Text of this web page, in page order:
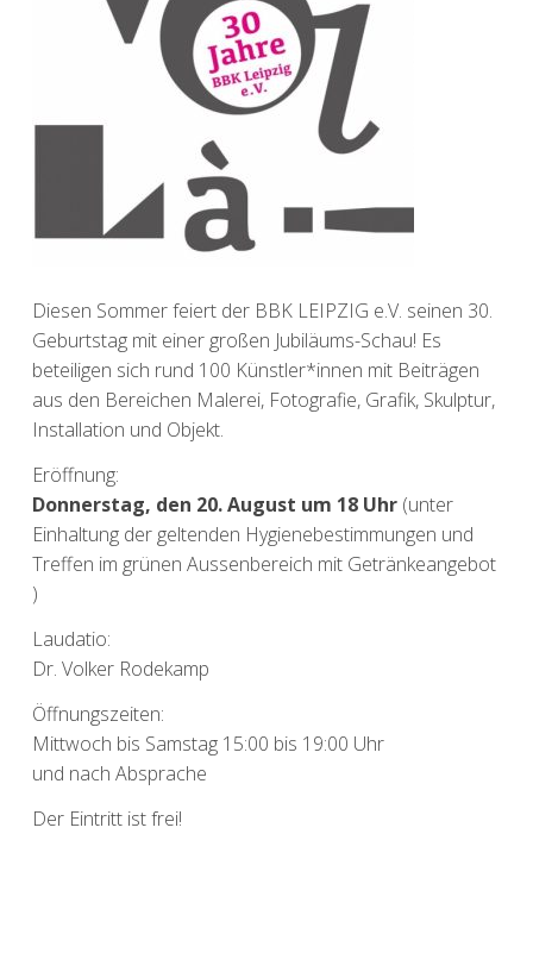
Diesen Sommer feiert der BBK LEIPZIG e.V. seinen 30.
Geburtstag mit einer großen Jubiläums-Schau! Es
beteiligen sich rund 100 Künstler*innen mit Beiträgen
aus den Bereichen Malerei, Fotografie, Grafik, Skulptur,
Installation und Objekt.
Eröffnung:
Donnerstag, den 20. August um 18 Uhr(unter
Einhaltung der geltenden Hygienebestimmungen und
Treffen im grünen Aussenbereich mit Getränkeangebot
)
Laudatio:
Dr. Volker Rodekamp
Öffnungszeiten:
Mittwoch bis Samstag 15:00 bis 19:00 Uhr
und nach Absprache
Der Eintritt ist frei!